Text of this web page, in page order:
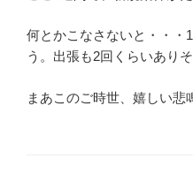
何とかこなさないと・・・
う。出張も2回くらいありそ
まあこのご時世、嬉しい悲